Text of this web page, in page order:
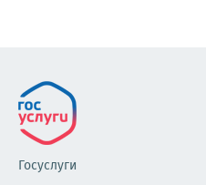
Госуслуги